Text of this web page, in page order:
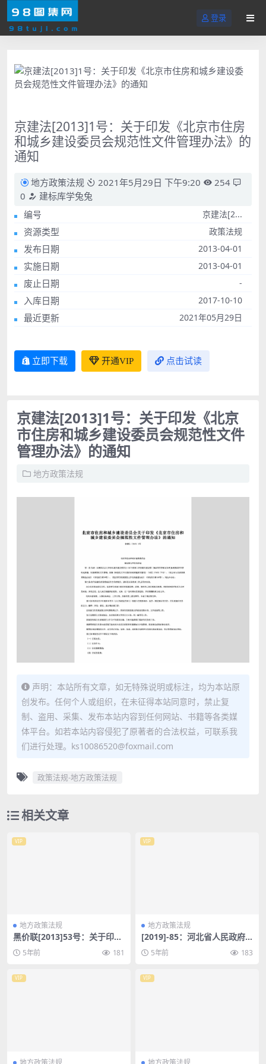
登录
京建法[2013]1号：关于印发《北京市住房
和城乡建设委员会规范性文件管理办法》的
通知
地方政策法规 2021年5月29日 下午9:20
254
0
建标库学兔兔
编号
京建法[2...
资源类型 政策法规
发布日期 2013-04-01
实施日期 2013-04-01
废止日期 -
入库日期 2017-10-10
最近更新 2021年05月29日
立即下载 开通VIP 点击试读
京建法[2013]1号：关于印发《北京
市住房和城乡建设委员会规范性文件
管理办法》的通知
地方政策法规
声明：本站所有文章，如无特殊说明或标注，均为本站原
创发布。任何个人或组织，在未征得本站同意时，禁止复
制、盗用、采集、发布本站内容到任何网站、书籍等各类媒
体平台。如若本站内容侵犯了原著者的合法权益，可联系我
们进行处理。ks10086520@foxmail.com
政策法规-地方政策法规
相关文章
VIP
地方政策法规
黑价联[2013]53号：关于印发
《黑龙江省提供利用城建档案
资料服务收费管理办法》的通
5年前 181
VIP
地方政策法规
[2019]-85：河北省人民政府
办公厅关于成立河北省加快冰
雪运动发展工作领导小组的通
5年前 183
VIP VIP